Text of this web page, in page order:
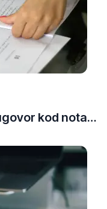
Koliko košta kupoprodajni ugovor kod notara u Bosni i Hercegovini?